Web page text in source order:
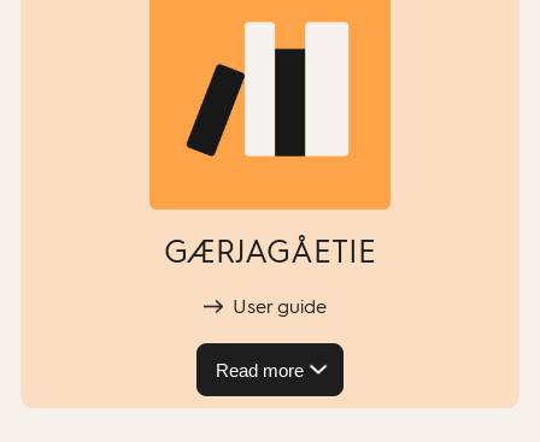
GÆRJAGÅETIE
User guide
Read more